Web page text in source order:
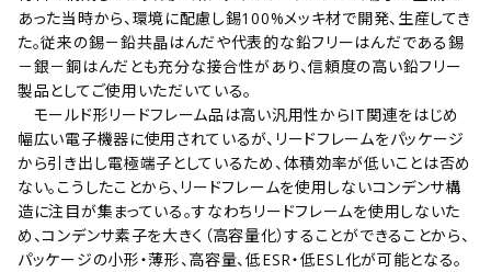
あった当時から、環境に配慮し錫100%メッキ材で開発、生産してき
た。従来の錫－鉛共晶はんだや代表的な鉛フリーはんだである錫
－銀－銅はんだとも充分な接合性があり、信頼度の高い鉛フリー
製品としてご使用いただいている。
モールド形リードフレーム品は高い汎用性からIT関連をはじめ
幅広い電子機器に使用されているが、リードフレームをパッケージ
から引き出し電極端子としているため、体積効率が低いことは否め
ない。こうしたことから、リードフレームを使用しないコンデンサ構
造に注目が集まっている。すなわちリードフレームを使用しないた
め、コンデンサ素子を大きく（高容量化）することができることから、
パッケージの小形・薄形、高容量、低ESR・低ESL化が可能となる。